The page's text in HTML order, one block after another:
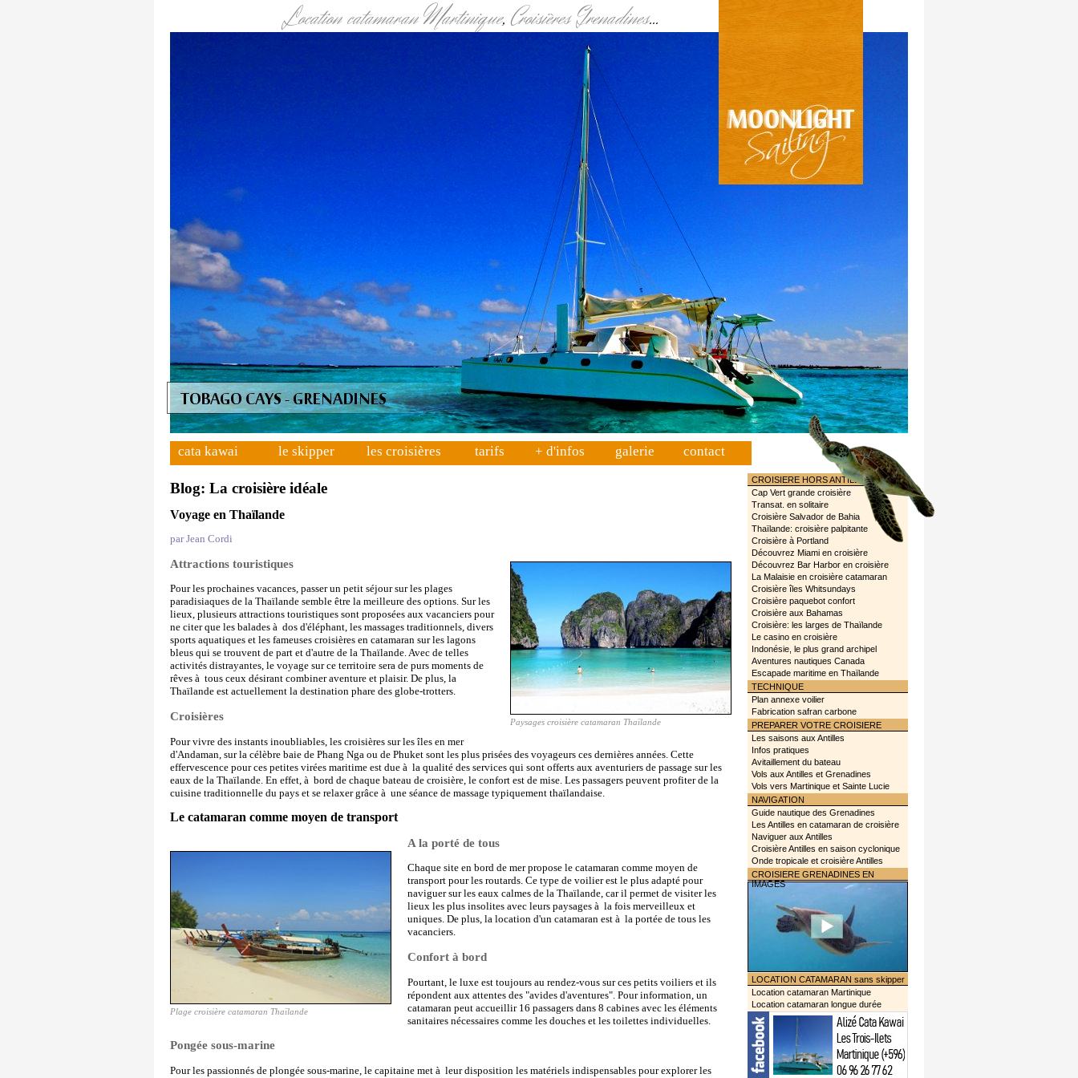
Location catamaran Martinique,Croisières Grenadines...
Blog: La croisière idéale
Voyage en Thaïlande
par Jean Cordi
Paysages croisière catamaran Thaïlande
Attractions touristiques
Pour les prochaines vacances, passer un petit séjour sur les plages
paradisiaques de la Thaïlande semble être la meilleure des options. Sur les
lieux, plusieurs attractions touristiques sont proposées aux vacanciers pour
ne citer que les balades à dos d'éléphant, les massages traditionnels, divers
sports aquatiques et les fameuses croisières en catamaran sur les lagons
bleus qui se trouvent de part et d'autre de la Thaïlande. Avec de telles
activités distrayantes, le voyage sur ce territoire sera de purs moments de
rêves à tous ceux désirant combiner aventure et plaisir. De plus, la
Thaïlande est actuellement la destination phare des globe-trotters.
Croisières
Pour vivre des instants inoubliables, les croisières sur les îles en mer
d'Andaman, sur la célèbre baie de Phang Nga ou de Phuket sont les plus prisées des voyageurs ces dernières années. Cette
effervescence pour ces petites virées maritime est due à la qualité des services qui sont offerts aux aventuriers de passage sur les
eaux de la Thaïlande. En effet, à bord de chaque bateau de croisière, le confort est de mise. Les passagers peuvent profiter de la
cuisine traditionnelle du pays et se relaxer grâce à une séance de massage typiquement thaïlandaise.
Le catamaran comme moyen de transport
Plage croisière catamaran Thaïlande
A la porté de tous
Chaque site en bord de mer propose le catamaran comme moyen de
transport pour les routards. Ce type de voilier est le plus adapté pour
naviguer sur les eaux calmes de la Thaïlande, car il permet de visiter les
lieux les plus insolites avec leurs paysages à la fois merveilleux et
uniques. De plus, la location d'un catamaran est à la portée de tous les
vacanciers.
Confort à bord
Pourtant, le luxe est toujours au rendez-vous sur ces petits voiliers et ils
répondent aux attentes des "avides d'aventures". Pour information, un
catamaran peut accueillir 16 passagers dans 8 cabines avec les éléments
sanitaires nécessaires comme les douches et les toilettes individuelles.
Pongée sous-marine
Pour les passionnés de plongée sous-marine, le capitaine met à leur disposition les matériels indispensables pour explorer les
CROISIERE HORS ANTILLES
Cap Vert grande croisière
Transat. en solitaire
Croisière Salvador de Bahia
Thaïlande: croisière palpitante
Croisière à Portland
Découvrez Miami en croisière
Découvrez Bar Harbor en croisière
La Malaisie en croisière catamaran
Croisière îles Whitsundays
Croisière paquebot confort
Croisière aux Bahamas
Croisière: les larges de Thaïlande
Le casino en croisière
Indonésie, le plus grand archipel
Aventures nautiques Canada
Escapade maritime en Thaïlande
TECHNIQUE
Plan annexe voilier
Fabrication safran carbone
PREPARER VOTRE CROISIERE
Les saisons aux Antilles
Infos pratiques
Avitaillement du bateau
Vols aux Antilles et Grenadines
Vols vers Martinique et Sainte Lucie
NAVIGATION
Guide nautique des Grenadines
Les Antilles en catamaran de croisière
Naviguer aux Antilles
Croisière Antilles en saison cyclonique
Onde tropicale et croisière Antilles
CROISIERE GRENADINES EN
IMAGES
LOCATION CATAMARAN sans skipper
Location catamaran Martinique
Location catamaran longue durée
cata kawai le skipper les croisières tarifs + d'infos galerie contact